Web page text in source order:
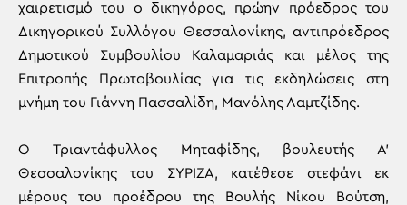
χαιρετισμό του ο δικηγόρος, πρώην πρόεδρος του
Δικηγορικού Συλλόγου Θεσσαλονίκης, αντιπρόεδρος
Δημοτικού Συμβουλίου Καλαμαριάς και μέλος της
Επιτροπής Πρωτοβουλίας για τις εκδηλώσεις στη
μνήμη του Γιάννη Πασσαλίδη, Μανόλης Λαμτζίδης.
Ο Τριαντάφυλλος Μηταφίδης, βουλευτής Α’
Θεσσαλονίκης του ΣΥΡΙΖΑ, κατέθεσε στεφάνι εκ
μέρους του προέδρου της Βουλής Νίκου Βούτση,